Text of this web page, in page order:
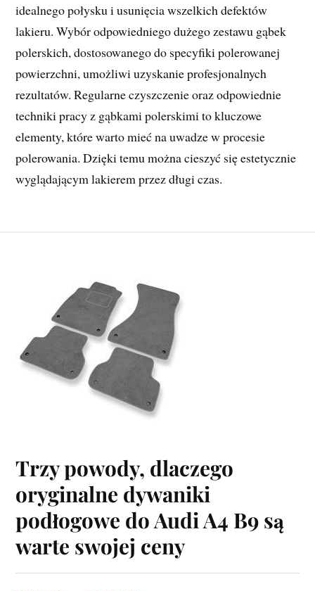
idealnego połysku i usunięcia wszelkich defektów
lakieru. Wybór odpowiedniego dużego zestawu gąbek
polerskich, dostosowanego do specyfiki polerowanej
powierzchni, umożliwi uzyskanie profesjonalnych
rezultatów. Regularne czyszczenie oraz odpowiednie
techniki pracy z gąbkami polerskimi to kluczowe
elementy, które warto mieć na uwadze w procesie
polerowania. Dzięki temu można cieszyć się estetycznie
wyglądającym lakierem przez długi czas.
Trzy powody, dlaczego
oryginalne dywaniki
podłogowe do Audi A4 B9 są
warte swojej ceny